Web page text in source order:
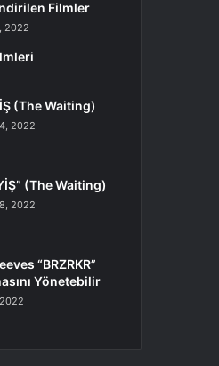
Filmler
2022
(The Waiting)
2022
(The Waiting)
2022
“BRZRKR”
Yönetebilir